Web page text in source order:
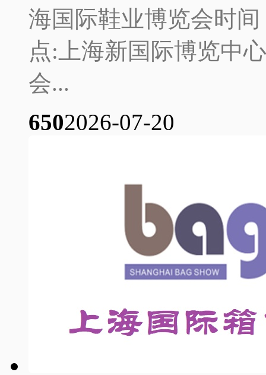
海国际鞋业博览会时间
点:上海新国际博览中
会...
6502026-07-20